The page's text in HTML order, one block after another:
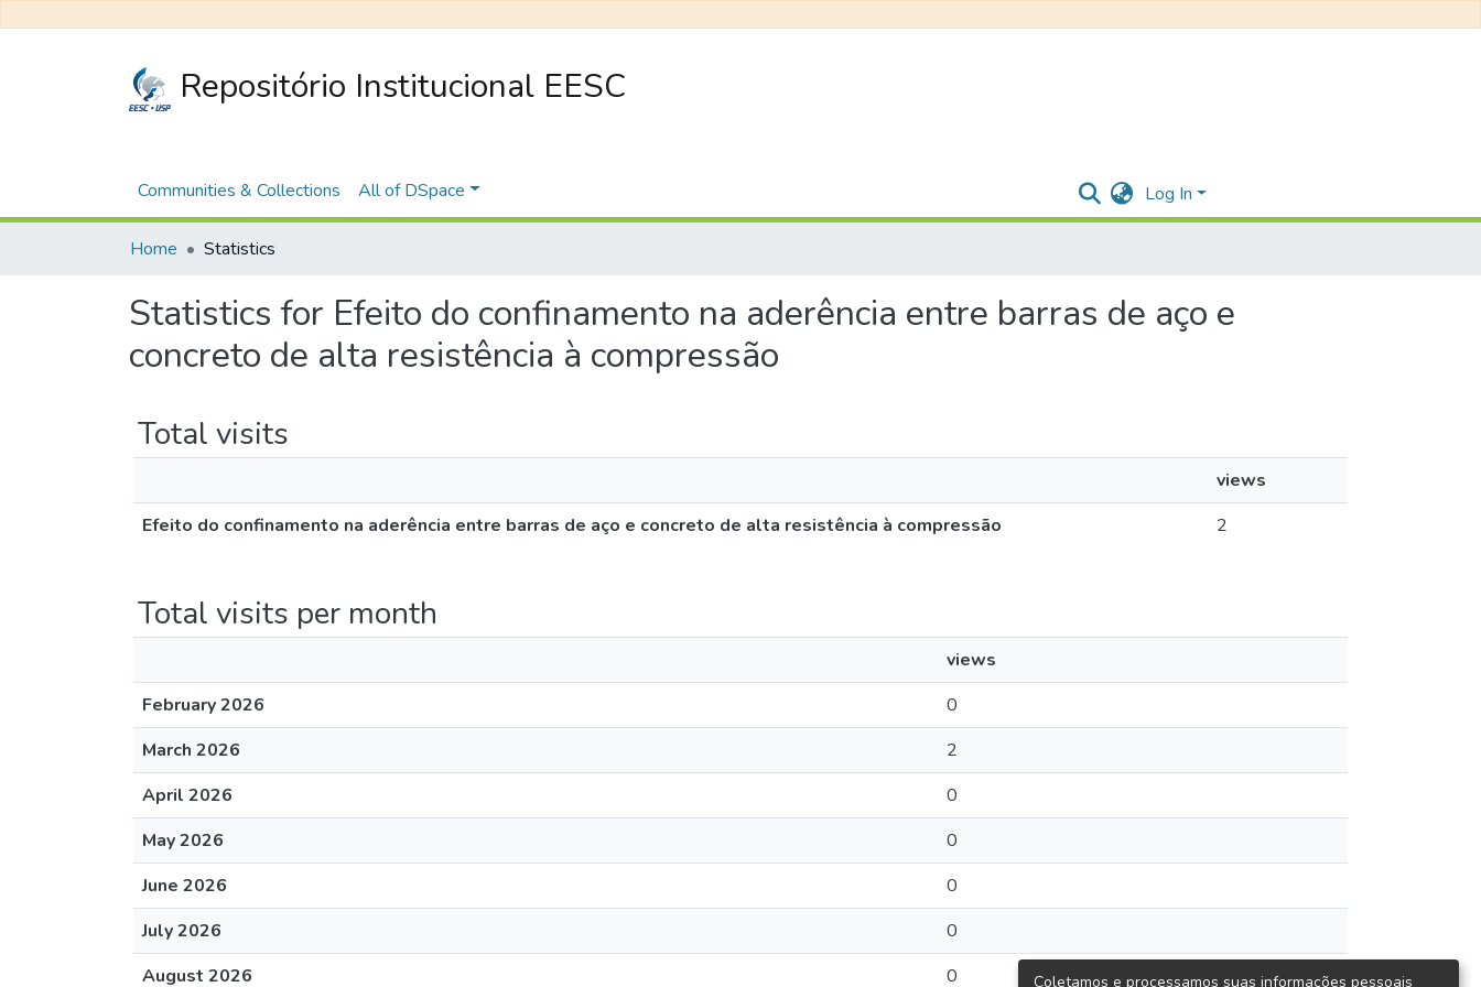
Repositório Institucional EESC
Communities & Collections All of DSpace Log In
Home Statistics
Statistics for Efeito do confinamento na aderência entre barras de aço e
concreto de alta resistência à compressão
Total visits
views
Efeito do confinamento na aderência entre barras de aço e concreto de alta resistência à compressão
2
Total visits per month
views
February 2026
0
March 2026
2
April 2026
0
May 2026
0
June 2026
0
July 2026
0
August 2026
0 Coletamos e processamos suas informações pessoais